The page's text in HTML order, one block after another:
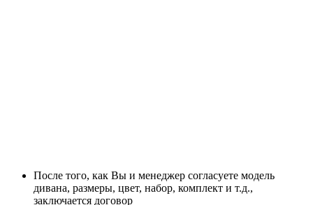
После того, как Вы и менеджер согласуете модель
дивана, размеры, цвет, набор, комплект и т.д.,
заключается договор